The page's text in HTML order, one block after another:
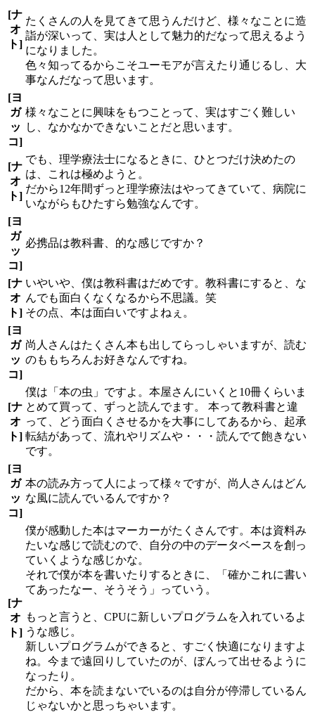
[ナ
オ
ト]
たくさんの人を見てきて思うんだけど、様々なことに造
詣が深いって、実は人として魅力的だなって思えるよう
になりました。
色々知ってるからこそユーモアが言えたり通じるし、大
事なんだなって思います。
[ヨ
ガ
ッ
コ]
様々なことに興味をもつことって、実はすごく難しい
し、なかなかできないことだと思います。
[ナ
オ
ト]
でも、理学療法士になるときに、ひとつだけ決めたの
は、これは極めようと。
だから12年間ずっと理学療法はやってきていて、病院に
いながらもひたすら勉強なんです。
[ヨ
ガ
ッ
コ]
必携品は教科書、的な感じですか？
[ナ
オ
ト]
いやいや、僕は教科書はだめです。教科書にすると、な
んでも面白くなくなるから不思議。笑
その点、本は面白いですよねぇ。
[ヨ
ガ
ッ
コ]
尚人さんはたくさん本も出してらっしゃいますが、読む
のももちろんお好きなんですね。
[ナ
オ
ト]
僕は「本の虫」ですよ。本屋さんにいくと10冊くらいま
とめて買って、ずっと読んでます。 本って教科書と違
って、どう面白くさせるかを大事にしてあるから、起承
転結があって、流れやリズムや・・・読んでて飽きない
です。
[ヨ
ガ
ッ
コ]
本の読み方って人によって様々ですが、尚人さんはどん
な風に読んでいるんですか？
[ナ
オ
ト]
僕が感動した本はマーカーがたくさんです。本は資料み
たいな感じで読むので、自分の中のデータベースを創っ
ていくような感じかな。
それで僕が本を書いたりするときに、「確かこれに書い
てあったなー、そうそう」っていう。
もっと言うと、CPUに新しいプログラムを入れているよ
うな感じ。
新しいプログラムができると、すごく快適になりますよ
ね。今まで遠回りしていたのが、ぽんって出せるように
なったり。
だから、本を読まないでいるのは自分が停滞しているん
じゃないかと思っちゃいます。